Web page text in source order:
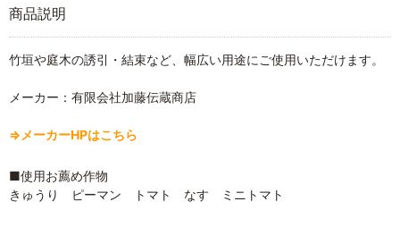
商品説明
竹垣や庭木の誘引・結束など、幅広い用途にご使用いただけます。
メーカー：有限会社加藤伝蔵商店
⇒メーカーHPはこちら
■使用お薦め作物
きゅうり ピーマン トマト なす ミニトマト